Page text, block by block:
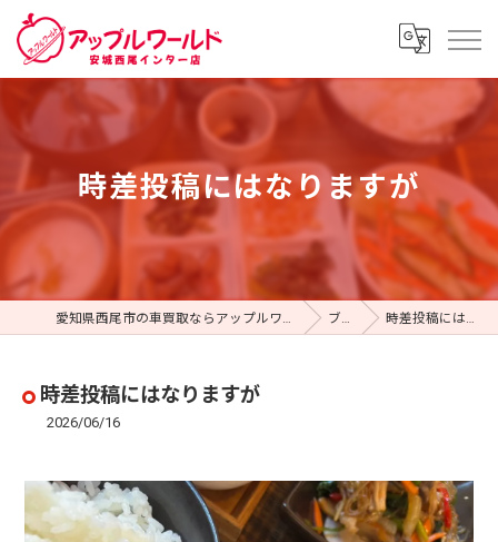
時差投稿にはなりますが
愛知県西尾市の車買取ならアップルワールド 安城西尾インター店 ブログ 時差投稿にはなりますが
時差投稿にはなりますが
2026/06/16